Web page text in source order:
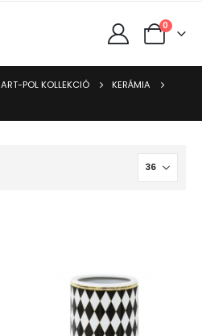
0
ART-POL KOLLEKCIÓ
KERÁMIA